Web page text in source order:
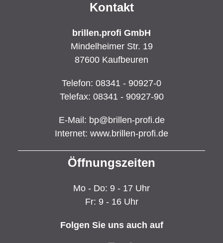
Kontakt
brillen.profi GmbH
Mindelheimer Str. 19
87600 Kaufbeuren
Telefon: 08341 - 90927-0
Telefax: 08341 - 90927-90
E-Mail: bp@brillen-profi.de
Internet: www.brillen-profi.de
Öffnungszeiten
Mo - Do: 9 - 17 Uhr
Fr: 9 - 16 Uhr
Folgen Sie uns auch auf